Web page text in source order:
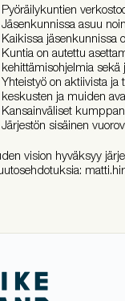
Pyöräilykuntien
Jäsenkunnissa asuu
Kaikissa jäsenkunnissa
Kuntia on autettu
kehittämisohjelmia sekä
Yhteistyö on aktiivista ja
keskusten ja muiden
Kansainväliset
Järjestön sisäinen
vision hyväksyy